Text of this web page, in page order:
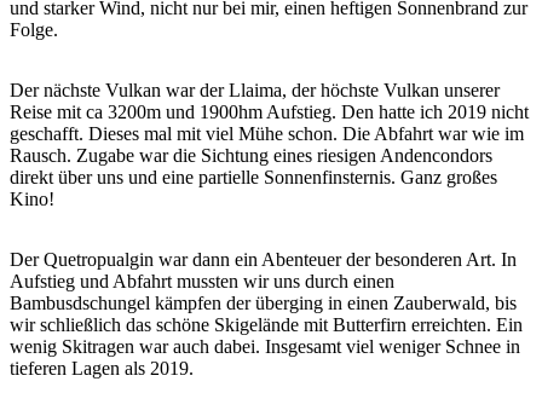
und starker Wind, nicht nur bei mir, einen heftigen Sonnenbrand zur
Folge.
Der nächste Vulkan war der Llaima, der höchste Vulkan unserer
Reise mit ca 3200m und 1900hm Aufstieg. Den hatte ich 2019 nicht
geschafft. Dieses mal mit viel Mühe schon. Die Abfahrt war wie im
Rausch. Zugabe war die Sichtung eines riesigen Andencondors
direkt über uns und eine partielle Sonnenfinsternis. Ganz großes
Kino!
Der Quetropualgin war dann ein Abenteuer der besonderen Art. In
Aufstieg und Abfahrt mussten wir uns durch einen
Bambusdschungel kämpfen der überging in einen Zauberwald, bis
wir schließlich das schöne Skigelände mit Butterfirn erreichten. Ein
wenig Skitragen war auch dabei. Insgesamt viel weniger Schnee in
tieferen Lagen als 2019.